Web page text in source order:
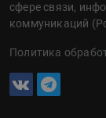
сфере связи,
коммуникаций
Политика